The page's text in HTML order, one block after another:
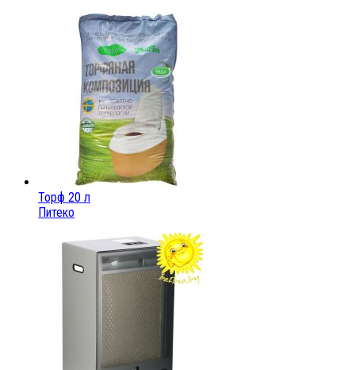
Торф 20 л
Питеко